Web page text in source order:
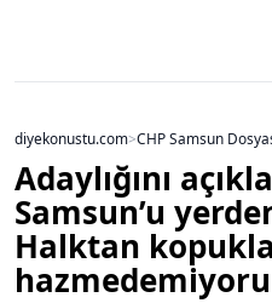
diyekonustu.com>CHP Samsun
Adaylığını
Samsun’u
Halktan